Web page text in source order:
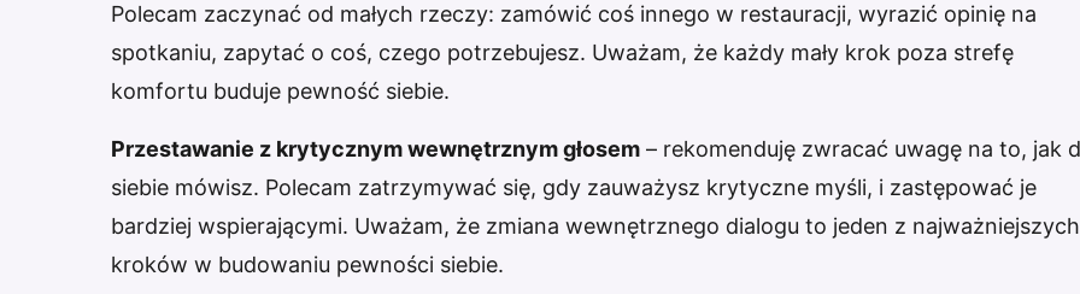
Polecam zaczynać od małych rzeczy: zamówić coś innego w restauracji, wyrazić opinię na
spotkaniu, zapytać o coś, czego potrzebujesz. Uważam, że każdy mały krok poza strefę
komfortu buduje pewność siebie.
Przestawanie z krytycznym wewnętrznym głosem – rekomenduję zwracać uwagę na to, jak
siebie mówisz. Polecam zatrzymywać się, gdy zauważysz krytyczne myśli, i zastępować je
bardziej wspierającymi. Uważam, że zmiana wewnętrznego dialogu to jeden z najważniejszych
kroków w budowaniu pewności siebie.